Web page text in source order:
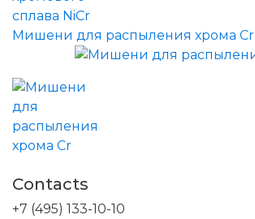
Мишени для распыления хрома Cr
Contacts
+7 (495) 133-10-10